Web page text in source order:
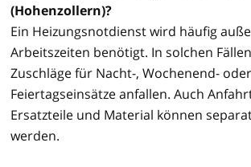
(Hohenzollern)?
Ein Heizungsnotdienst wird häufig
Arbeitszeiten benötigt. In solchen
Zuschläge für Nacht-, Wochenend- oder
Feiertagseinsätze anfallen. Auch
Ersatzteile und Material können
werden.